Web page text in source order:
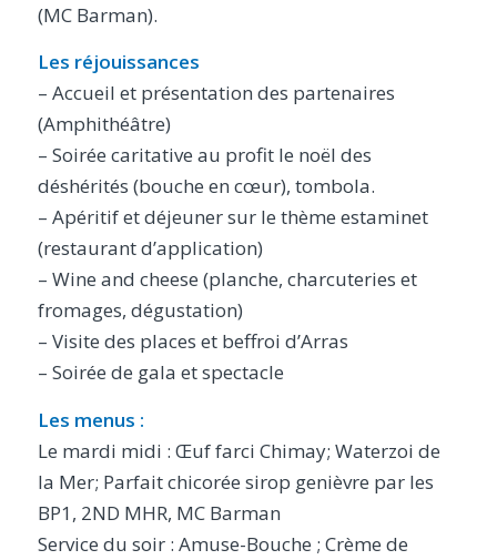
(MC Barman).
Les réjouissances
– Accueil et présentation des partenaires
(Amphithéâtre)
– Soirée caritative au profit le noël des
déshérités (bouche en cœur), tombola.
– Apéritif et déjeuner sur le thème estaminet
(restaurant d’application)
– Wine and cheese (planche, charcuteries et
fromages, dégustation)
– Visite des places et beffroi d’Arras
– Soirée de gala et spectacle
Les menus :
Le mardi midi : Œuf farci Chimay; Waterzoi de
la Mer; Parfait chicorée sirop genièvre par les
BP1, 2ND MHR, MC Barman
Service du soir : Amuse-Bouche ; Crème de